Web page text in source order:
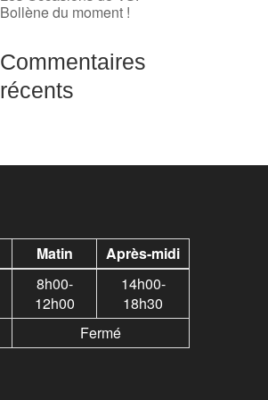
Bollène du moment !
Commentaires
récents
Matin
Après-midi
8h00-
12h00
14h00-
18h30
Fermé